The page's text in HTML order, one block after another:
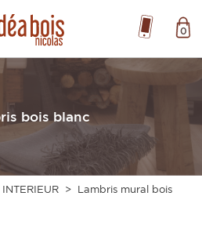
0
bois blanc
INTERIEUR
Lambris mural bois